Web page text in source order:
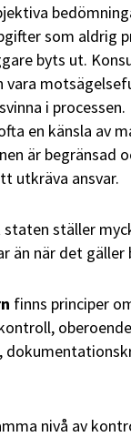
som aldrig
byts ut.
vara
i processen.
en känsla av
är begränsad
utkräva ansvar.
ställer
än när det gäller
finns principer
nivå av